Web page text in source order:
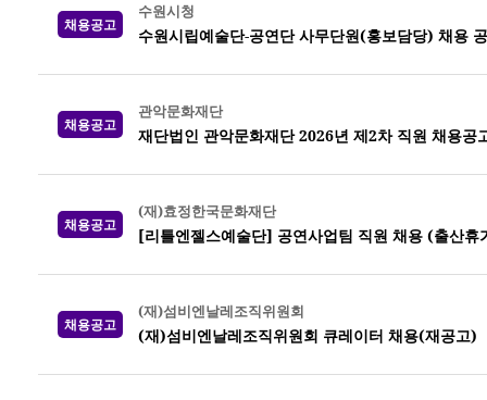
채용공고
수원시청
수원시립예술단-공연단 사무단원(홍보담당) 채용
채용공고
관악문화재단
재단법인 관악문화재단 2026년 제2차 직원 채용공
채용공고
(재)효정한국문화재단
[리틀엔젤스예술단] 공연사업팀 직원 채용 (출산휴
채용공고
(재)섬비엔날레조직위원회
(재)섬비엔날레조직위원회 큐레이터 채용(재공고)